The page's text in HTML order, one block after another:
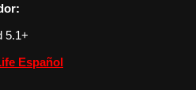
5.1+
Español